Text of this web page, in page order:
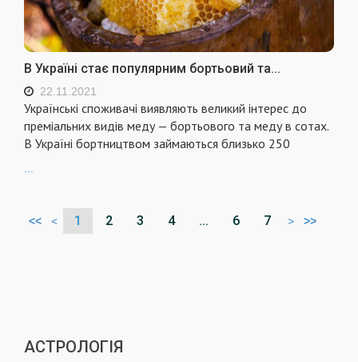
В Україні стає популярним бортьовий та...
22.11.2021
Українські споживачі виявляють великий інтерес до
преміальних видів меду — бортьового та меду в сотах.
В Україні бортництвом займаються близько 250
<< < 1 2 3 4 ... 6 7 > >>
АСТРОЛОГІЯ